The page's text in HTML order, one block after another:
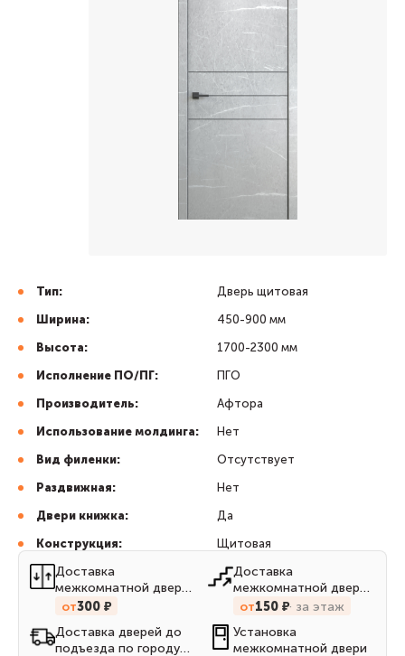
Тип: Дверь щитовая
Ширина: 450-900 мм
Высота: 1700-2300 мм
Исполнение ПО/ПГ: ПГО
Производитель: Афтора
Использование молдинга: Нет
Вид филенки: Отсутствует
Раздвижная: Нет
Двери книжка: Да
Конструкция: Щитовая
Доставка
межкомнатной двери
до квартиры на лифте
от300 ₽
Доставка
межкомнатной двери
до квартиры по
от150 ₽ за этаж
Доставка дверей до
подъезда по городу
Установка
межкомнатной двери